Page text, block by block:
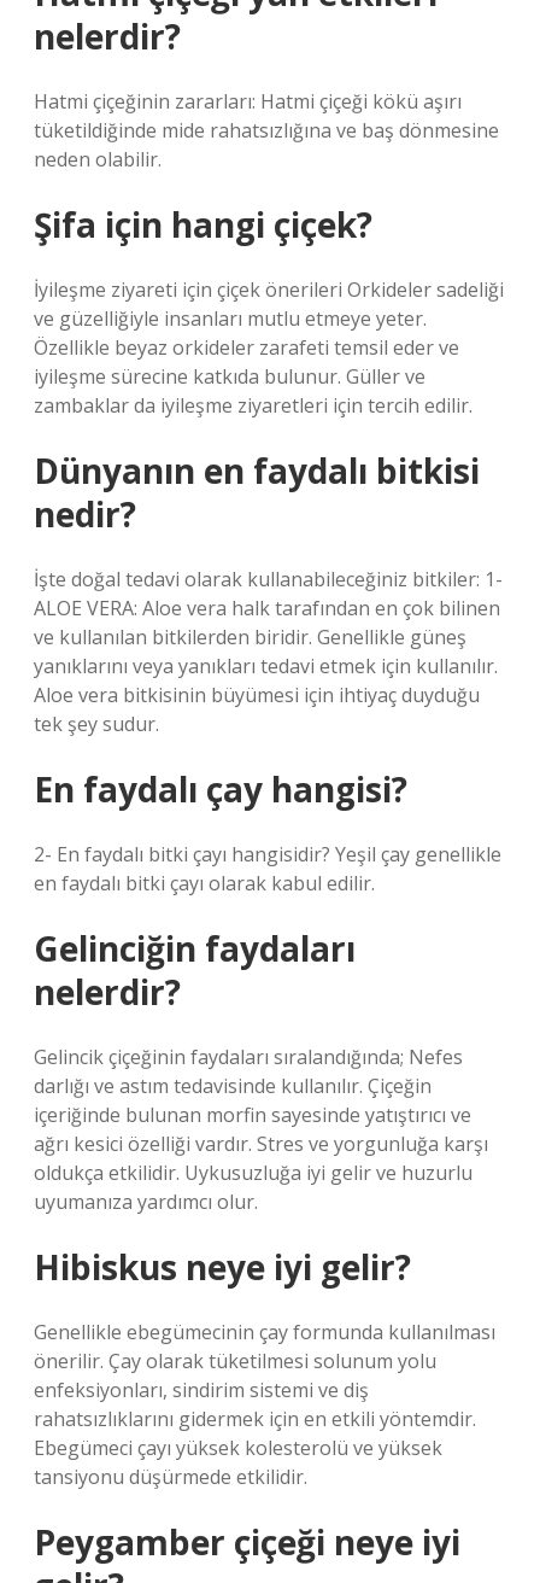
nelerdir?
Hatmi çiçeğinin zararları: Hatmi çiçeği kökü aşırı
tüketildiğinde mide rahatsızlığına ve baş dönmesine
neden olabilir.
Şifa için hangi çiçek?
İyileşme ziyareti için çiçek önerileri Orkideler sadeliği
ve güzelliğiyle insanları mutlu etmeye yeter.
Özellikle beyaz orkideler zarafeti temsil eder ve
iyileşme sürecine katkıda bulunur. Güller ve
zambaklar da iyileşme ziyaretleri için tercih edilir.
Dünyanın en faydalı bitkisi
nedir?
İşte doğal tedavi olarak kullanabileceğiniz bitkiler: 1-
ALOE VERA: Aloe vera halk tarafından en çok bilinen
ve kullanılan bitkilerden biridir. Genellikle güneş
yanıklarını veya yanıkları tedavi etmek için kullanılır.
Aloe vera bitkisinin büyümesi için ihtiyaç duyduğu
tek şey sudur.
En faydalı çay hangisi?
2- En faydalı bitki çayı hangisidir? Yeşil çay genellikle
en faydalı bitki çayı olarak kabul edilir.
Gelinciğin faydaları
nelerdir?
Gelincik çiçeğinin faydaları sıralandığında; Nefes
darlığı ve astım tedavisinde kullanılır. Çiçeğin
içeriğinde bulunan morfin sayesinde yatıştırıcı ve
ağrı kesici özelliği vardır. Stres ve yorgunluğa karşı
oldukça etkilidir. Uykusuzluğa iyi gelir ve huzurlu
uyumanıza yardımcı olur.
Hibiskus neye iyi gelir?
Genellikle ebegümecinin çay formunda kullanılması
önerilir. Çay olarak tüketilmesi solunum yolu
enfeksiyonları, sindirim sistemi ve diş
rahatsızlıklarını gidermek için en etkili yöntemdir.
Ebegümeci çayı yüksek kolesterolü ve yüksek
tansiyonu düşürmede etkilidir.
Peygamber çiçeği neye iyi